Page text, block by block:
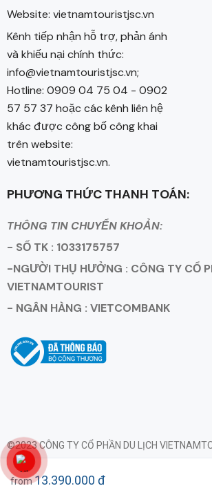
from13.390.000 đ
Website: vietnamtouristjsc.vn
Kênh tiếp nhận hỗ trợ, phản ánh
và khiếu nại chính thức:
info@vietnamtouristjsc.vn;
Hotline: 0909 04 75 04 - 0902
57 57 37 hoặc các kênh liên hệ
khác được công bố công khai
trên website:
vietnamtouristjsc.vn.
PHƯƠNG THỨC THANH TOÁN:
THÔNG TIN CHUYỂN KHOẢN:
- SỐ TK : 1033175757
-NGƯỜI THỤ HƯỞNG : CÔNG TY CỔ
VIETNAMTOURIST
- NGÂN HÀNG : VIETCOMBANK
©2023 CÔNG TY CỔ PHẦN DU LỊCH
Giấy Phép Kinh Doanh Lữ Hành Quốc Tế Số